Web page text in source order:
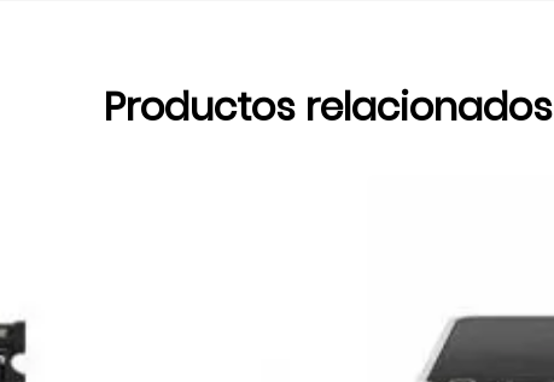
Productos relacionados